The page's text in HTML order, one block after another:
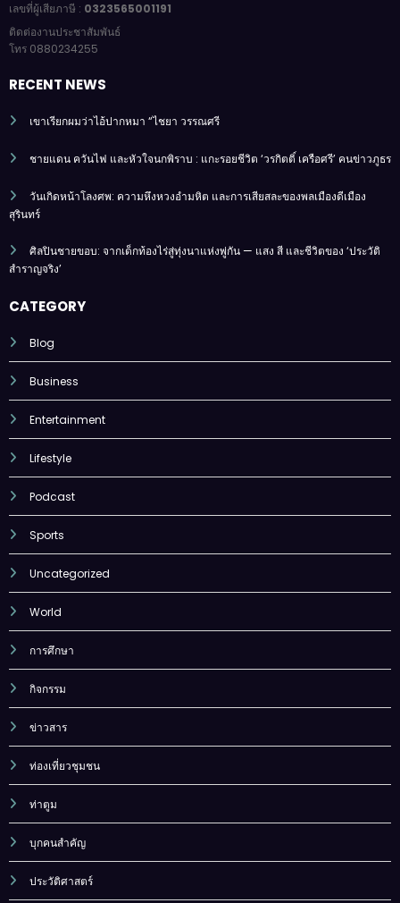
เลขที่ผู้เสียภาษี : 0323565001191
ติดต่องานประชาสัมพันธ์
โทร 0880234255
RECENT NEWS
เขาเรียกผมว่าไอ้ปากหมา “ไชยา วรรณศรี
ชายแดน ควันไฟ และหัวใจนกพิราบ : แกะรอยชีวิต ‘วรกิตติ์ เครือศรี’ คนข่าวภูธร
วันเกิดหน้าโลงศพ: ความหึงหวงอำมหิต และการเสียสละของพลเมืองดีเมือง
สุรินทร์
ศิลปินชายขอบ: จากเด็กท้องไร่สู่ทุ่งนาแห่งพู่กัน — แสง สี และชีวิตของ ‘ประวัติ
สำราญจริง’
CATEGORY
Blog
Business
Entertainment
Lifestyle
Podcast
Sports
Uncategorized
World
การศึกษา
กิจกรรม
ข่าวสาร
ท่องเที่ยวชุมชน
ท่าตูม
บุกคนสำคัญ
ประวัติศาสตร์